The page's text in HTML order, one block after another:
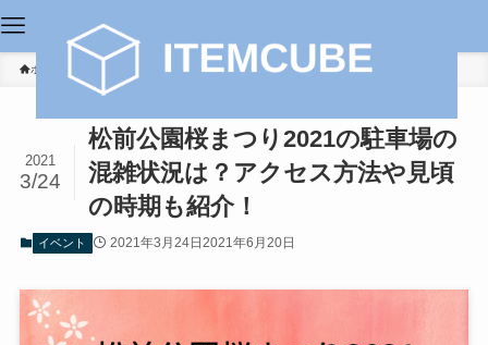
ホーム
松前公園桜まつり2021の駐車場の
混雑状況は？アクセス方法や見頃
の時期も紹介！
2021
3/24
イベント 2021年3月24日 2021年6月20日